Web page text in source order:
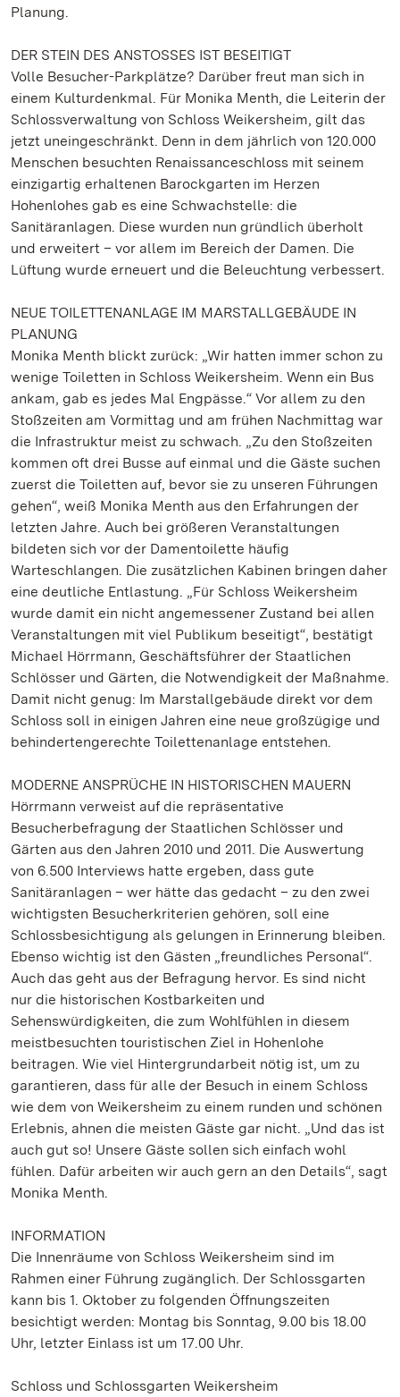
Planung.
DER STEIN DES ANSTOSSES IST BESEITIGT
Volle Besucher-Parkplätze? Darüber freut man sich in
einem Kulturdenkmal. Für Monika Menth, die Leiterin der
Schlossverwaltung von Schloss Weikersheim, gilt das
jetzt uneingeschränkt. Denn in dem jährlich von 120.000
Menschen besuchten Renaissanceschloss mit seinem
einzigartig erhaltenen Barockgarten im Herzen
Hohenlohes gab es eine Schwachstelle: die
Sanitäranlagen. Diese wurden nun gründlich überholt
und erweitert – vor allem im Bereich der Damen. Die
Lüftung wurde erneuert und die Beleuchtung verbessert.
NEUE TOILETTENANLAGE IM MARSTALLGEBÄUDE IN
PLANUNG
Monika Menth blickt zurück: „Wir hatten immer schon zu
wenige Toiletten in Schloss Weikersheim. Wenn ein Bus
ankam, gab es jedes Mal Engpässe.“ Vor allem zu den
Stoßzeiten am Vormittag und am frühen Nachmittag war
die Infrastruktur meist zu schwach. „Zu den Stoßzeiten
kommen oft drei Busse auf einmal und die Gäste suchen
zuerst die Toiletten auf, bevor sie zu unseren Führungen
gehen“, weiß Monika Menth aus den Erfahrungen der
letzten Jahre. Auch bei größeren Veranstaltungen
bildeten sich vor der Damentoilette häufig
Warteschlangen. Die zusätzlichen Kabinen bringen daher
eine deutliche Entlastung. „Für Schloss Weikersheim
wurde damit ein nicht angemessener Zustand bei allen
Veranstaltungen mit viel Publikum beseitigt“, bestätigt
Michael Hörrmann, Geschäftsführer der Staatlichen
Schlösser und Gärten, die Notwendigkeit der Maßnahme.
Damit nicht genug: Im Marstallgebäude direkt vor dem
Schloss soll in einigen Jahren eine neue großzügige und
behindertengerechte Toilettenanlage entstehen.
MODERNE ANSPRÜCHE IN HISTORISCHEN MAUERN
Hörrmann verweist auf die repräsentative
Besucherbefragung der Staatlichen Schlösser und
Gärten aus den Jahren 2010 und 2011. Die Auswertung
von 6.500 Interviews hatte ergeben, dass gute
Sanitäranlagen – wer hätte das gedacht – zu den zwei
wichtigsten Besucherkriterien gehören, soll eine
Schlossbesichtigung als gelungen in Erinnerung bleiben.
Ebenso wichtig ist den Gästen „freundliches Personal“.
Auch das geht aus der Befragung hervor. Es sind nicht
nur die historischen Kostbarkeiten und
Sehenswürdigkeiten, die zum Wohlfühlen in diesem
meistbesuchten touristischen Ziel in Hohenlohe
beitragen. Wie viel Hintergrundarbeit nötig ist, um zu
garantieren, dass für alle der Besuch in einem Schloss
wie dem von Weikersheim zu einem runden und schönen
Erlebnis, ahnen die meisten Gäste gar nicht. „Und das ist
auch gut so! Unsere Gäste sollen sich einfach wohl
fühlen. Dafür arbeiten wir auch gern an den Details“, sagt
Monika Menth.
INFORMATION
Die Innenräume von Schloss Weikersheim sind im
Rahmen einer Führung zugänglich. Der Schlossgarten
kann bis 1. Oktober zu folgenden Öffnungszeiten
besichtigt werden: Montag bis Sonntag, 9.00 bis 18.00
Uhr, letzter Einlass ist um 17.00 Uhr.
Schloss und Schlossgarten Weikersheim